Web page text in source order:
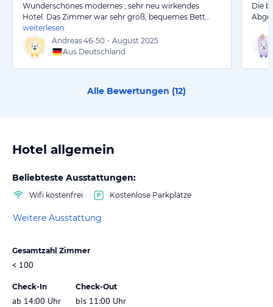
Wunderschönes modernes , sehr neu wirkendes
Hotel. Das Zimmer war sehr groß, bequemes Bett…
weiterlesen
Andreas46-50 • August 2025
Aus Deutschland
Die
Alle Bewertungen (12)
Hotel allgemein
Beliebteste Ausstattungen:
Wifi kostenfrei Kostenlose Parkplätze
Weitere Ausstattung
Gesamtzahl Zimmer
< 100
Check-In
ab 14:00 Uhr
Check-Out
bis 11:00 Uhr